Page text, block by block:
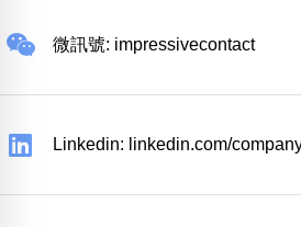
微訊號: impressivecontact
Linkedin: linkedin.com/